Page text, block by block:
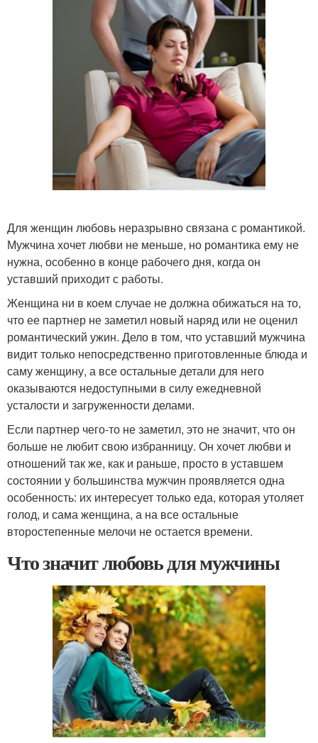
Для женщин любовь неразрывно связана с романтикой.
Мужчина хочет любви не меньше, но романтика ему не
нужна, особенно в конце рабочего дня, когда он
уставший приходит с работы.
Женщина ни в коем случае не должна обижаться на то,
что ее партнер не заметил новый наряд или не оценил
романтический ужин. Дело в том, что уставший мужчина
видит только непосредственно приготовленные блюда и
саму женщину, а все остальные детали для него
оказываются недоступными в силу ежедневной
усталости и загруженности делами.
Если партнер чего-то не заметил, это не значит, что он
больше не любит свою избранницу. Он хочет любви и
отношений так же, как и раньше, просто в уставшем
состоянии у большинства мужчин проявляется одна
особенность: их интересует только еда, которая утоляет
голод, и сама женщина, а на все остальные
второстепенные мелочи не остается времени.
Что значит любовь для мужчины